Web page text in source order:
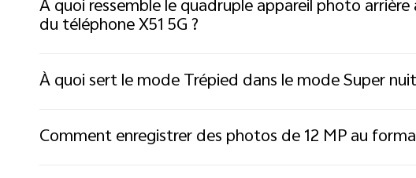
À quoi ressemble le quadruple appareil photo
du téléphone X51 5G ?
À quoi sert le mode Trépied dans le mode Super
Comment enregistrer des photos de 12 MP au